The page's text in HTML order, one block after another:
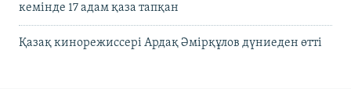
кемінде 17 адам қаза тапқан
Қазақ кинорежиссері Ардақ Әмірқұлов дүниеден өтті